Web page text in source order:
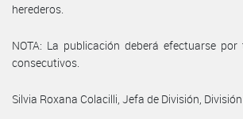
herederos.
NOTA: La publicación deberá efectuarse
consecutivos.
Silvia Roxana Colacilli, Jefa de División,